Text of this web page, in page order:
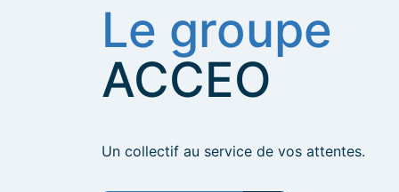
Le groupe
ACCEO
Un collectif au service de vos attentes.